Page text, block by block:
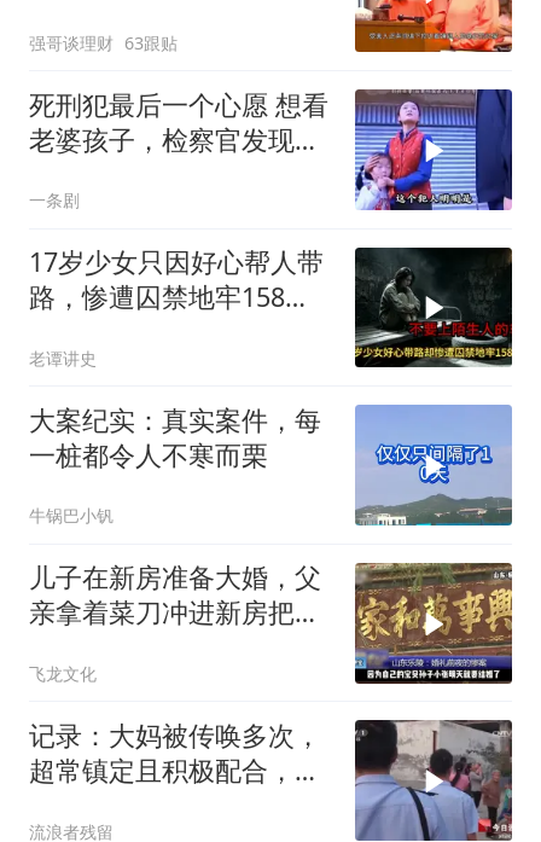
强哥谈理财 63跟贴
死刑犯最后一个心愿 想看
老婆孩子，检察官发现了
一条剧
17岁少女只因好心帮人带
路，惨遭囚禁地牢158
老谭讲史
大案纪实：真实案件，每
一桩都令人不寒而栗
牛锅巴小钒
儿子在新房准备大婚，父
亲拿着菜刀冲进新房把儿
飞龙文化
记录：大妈被传唤多次，
超常镇定且积极配合，反
流浪者残留